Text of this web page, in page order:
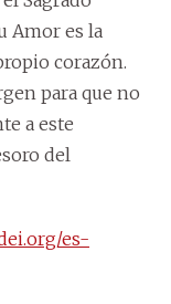
Amor es la
corazón.
para que no
a este
del
es-